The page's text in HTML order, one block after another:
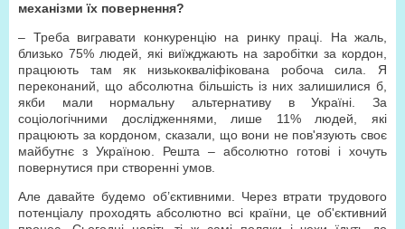
механізми їх повернення?
– Треба вигравати конкуренцію на ринку праці. На жаль,
близько 75% людей, які виїжджають на заробітки за кордон,
працюють там як низькокваліфікована робоча сила. Я
переконаний, що абсолютна більшість із них залишилися б,
якби мали нормальну альтернативу в Україні. За
соціологічними дослідженнями, лише 11% людей, які
працюють за кордоном, сказали, що вони не пов'язують своє
майбутнє з Україною. Решта – абсолютно готові і хочуть
повернутися при створенні умов.
Але давайте будемо об’єктивними. Через втрати трудового
потенціалу проходять абсолютно всі країни, це об'єктивний